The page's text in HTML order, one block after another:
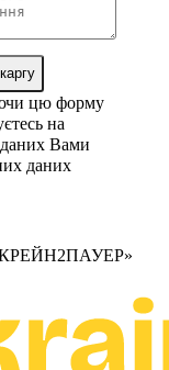
цю форму
на
Вами
даних